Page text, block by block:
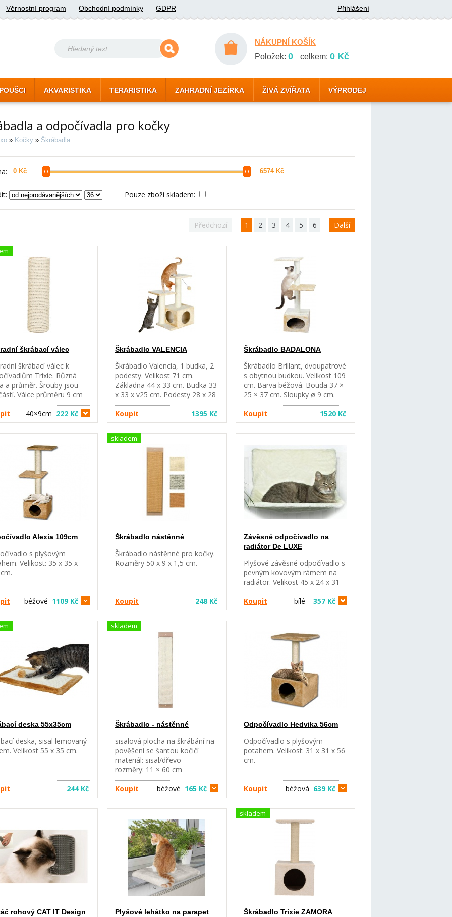
Věrnostní program Obchodní podmínky GDPR Přihlášení
NÁKUPNÍ KOŠÍK
Položek: 0 celkem: 0 Kč
AKVARISTIKA TERARISTIKA ZAHRADNÍ JEZÍRKA ŽIVÁ ZVÍŘATA VÝPRODEJ
a odpočívadla pro kočky
» Kočky » Škrábadla
Pouze zboží skladem:
Předchozí 1 2 3 4 5 6 Další
škrábací válec
škrábací válec k
Trixie. Různá
a průměr. Šrouby jsou
Válce průměru 9 cm
šroubení M8, válce 11 cm
šroub M10.40×9cm 222 Kč
Škrábadlo VALENCIA
Škrábadlo Valencia, 1 budka, 2
podesty. Velikost 71 cm.
Základna 44 x 33 cm. Budka 33
x 33 x v25 cm. Podesty 28 x 28
cm. Sloupky průměr 9 cm,
výška 43 cm. Barva béžové.
Koupit 1395 Kč
Škrábadlo BADALONA
Škrábadlo Brillant, dvoupatrové
s obytnou budkou. Velikost 109
cm. Barva béžová. Bouda 37 ×
25 × 37 cm. Sloupky ø 9 cm.
Horní a střední základna 36 ×
36 cm.
Koupit 1520 Kč
Alexia 109cm
s plyšovým
Velikost: 35 x 35 x
béžové 1109 Kč
skladem
Škrábadlo nástěnné
Škrábadlo nástěnné pro kočky.
Rozměry 50 x 9 x 1,5 cm.
Koupit 248 Kč
Závěsné odpočívadlo na
radiátor De LUXE
Plyšové závěsné odpočívadlo s
pevným kovovým rámem na
radiátor. Velikost 45 x 24 x 31
cm. Upevnění je nastavitelné na
deskové radiátory. Šířka
radiátoru 10 až 12 cm.
Koupit bílé 357 Kč
deska 55x35cm
deska, sisal lemovaný
Velikost 55 x 35 cm.
244 Kč
skladem
Škrábadlo - nástěnné
sisalová plocha na škrábání na
pověšení se šantou kočičí
materiál: sisal/dřevo
rozměry: 11 × 60 cm
Koupit
béžové 165 Kč
Odpočívadlo Hedvika 56cm
Odpočívadlo s plyšovým
potahem. Velikost: 31 x 31 x 56
cm.
Koupit béžová 639 Kč
rohový CAT IT Design
Plyšové lehátko na parapet
skladem
Škrábadlo Trixie ZAMORA